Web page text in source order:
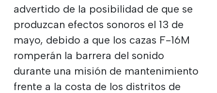
advertido de la posibilidad de que se
produzcan efectos sonoros el 13 de
mayo, debido a que los cazas F-16M
romperán la barrera del sonido
durante una misión de mantenimiento
frente a la costa de los distritos de